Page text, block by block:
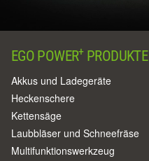
EGO POWER+PRODUKTE
Akkus und Ladegeräte
Heckenschere
Kettensäge
Laubbläser und Schneefräse
Multifunktionswerkzeug